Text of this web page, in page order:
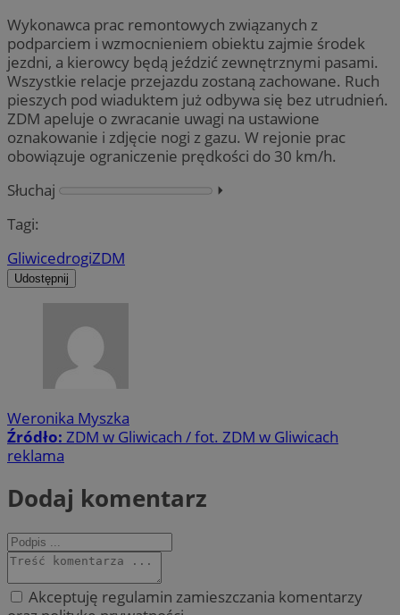
Wykonawca prac remontowych związanych z
podparciem i wzmocnieniem obiektu zajmie środek
jezdni, a kierowcy będą jeździć zewnętrznymi pasami.
Wszystkie relacje przejazdu zostaną zachowane. Ruch
pieszych pod wiaduktem już odbywa się bez utrudnień.
ZDM apeluje o zwracanie uwagi na ustawione
oznakowanie i zdjęcie nogi z gazu. W rejonie prac
obowiązuje ograniczenie prędkości do 30 km/h.
Słuchaj
⏵︎
Tagi:
GliwicedrogiZDM
Udostępnij
Weronika Myszka
Źródło: ZDM w Gliwicach / fot. ZDM w Gliwicach
reklama
Dodaj komentarz
Akceptuję regulamin zamieszczania komentarzy